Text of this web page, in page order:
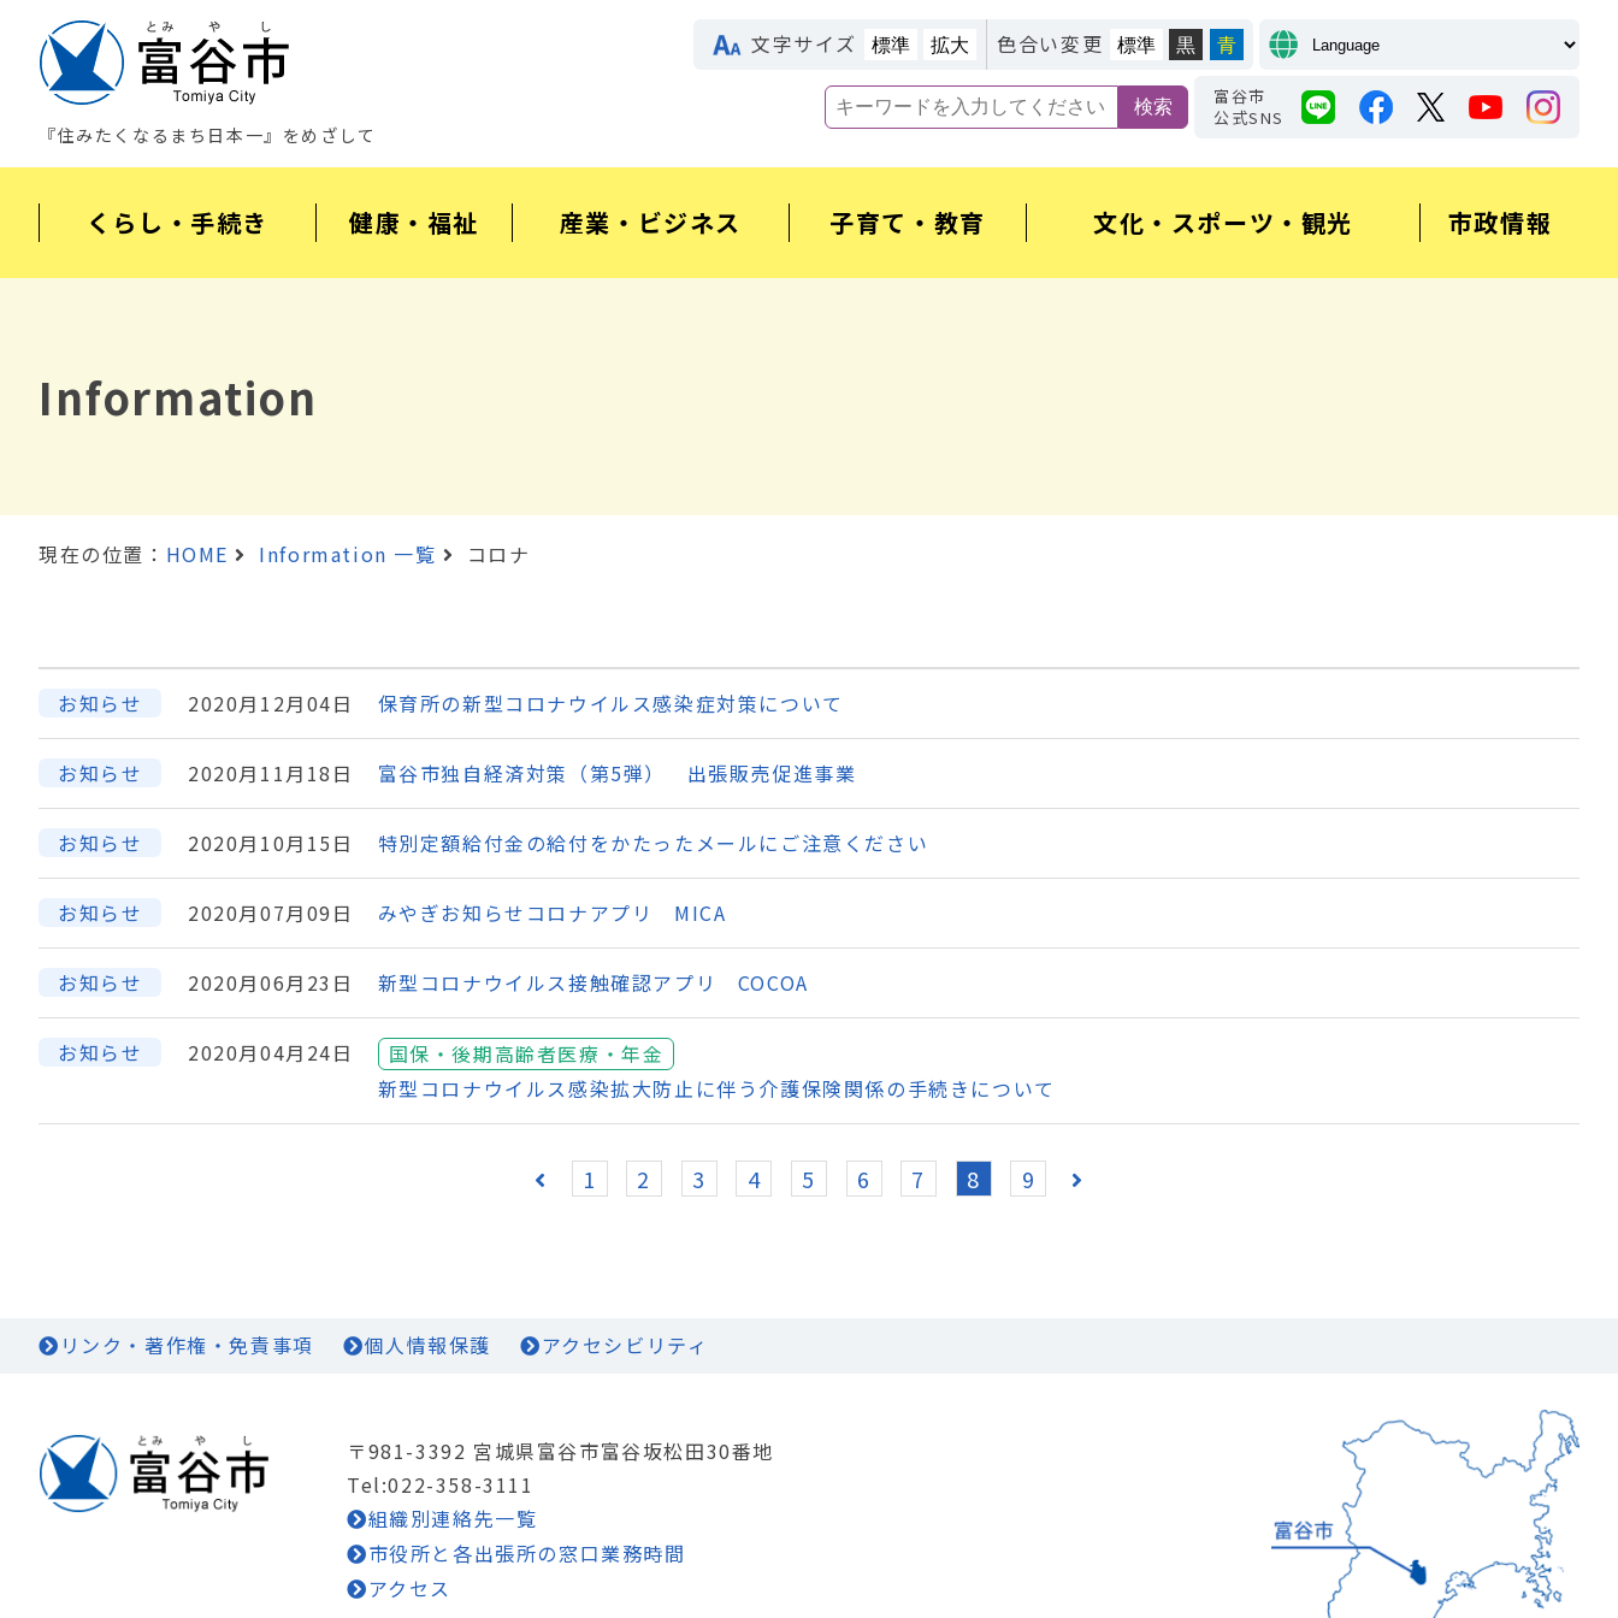
『住みたくなるまち日本一』をめざして
文字サイズ 標準 拡大 色合い変更 標準 黒 青
富谷市
公式SNS
くらし・手続き 健康・福祉 産業・ビジネス 子育て・教育 文化・スポーツ・観光 市政情報
Information
現在の位置： HOME Information 一覧 コロナ
お知らせ 2020月12月04日 保育所の新型コロナウイルス感染症対策について
お知らせ 2020月11月18日 富谷市独自経済対策（第5弾） 出張販売促進事業
お知らせ 2020月10月15日 特別定額給付金の給付をかたったメールにご注意ください
お知らせ 2020月07月09日 みやぎお知らせコロナアプリ MICA
お知らせ 2020月06月23日 新型コロナウイルス接触確認アプリ COCOA
お知らせ 2020月04月24日
国保・後期高齢者医療・年金
新型コロナウイルス感染拡大防止に伴う介護保険関係の手続きについて
1 2 3 4 5 6 7 8 9
リンク・著作権・免責事項 個人情報保護 アクセシビリティ
〒981-3392 宮城県富谷市富谷坂松田30番地
Tel:022-358-3111
組織別連絡先一覧
市役所と各出張所の窓口業務時間
アクセス